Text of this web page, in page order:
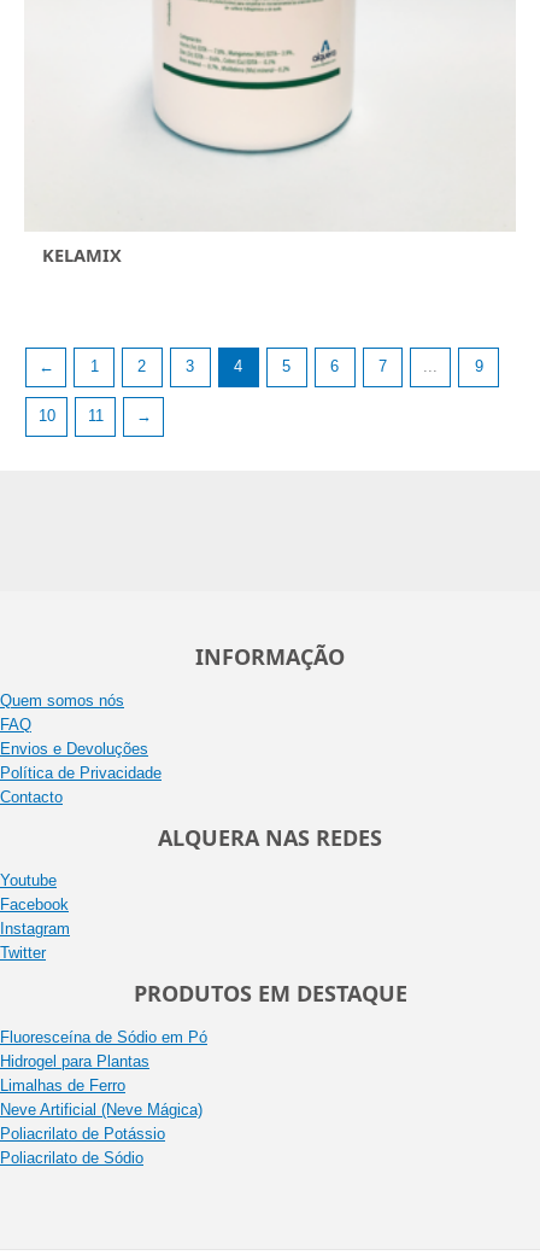
KELAMIX
← 1 2 3 4 5 6 7 ... 9
10 11 →
INFORMAÇÃO
Quem somos nós
FAQ
Envios e Devoluções
Política de Privacidade
Contacto
ALQUERA NAS REDES
Youtube
Facebook
Instagram
Twitter
PRODUTOS EM DESTAQUE
Fluoresceína de Sódio em Pó
Hidrogel para Plantas
Limalhas de Ferro
Neve Artificial (Neve Mágica)
Poliacrilato de Potássio
Poliacrilato de Sódio